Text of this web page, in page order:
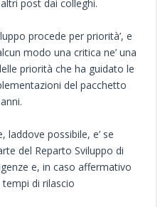
post dai colleghi.
procede per priorità’, e
modo una critica ne’ una
priorità che ha guidato le
del pacchetto
laddove possibile, e’ se
del Reparto Sviluppo di
e, in caso affermativo
di rilascio